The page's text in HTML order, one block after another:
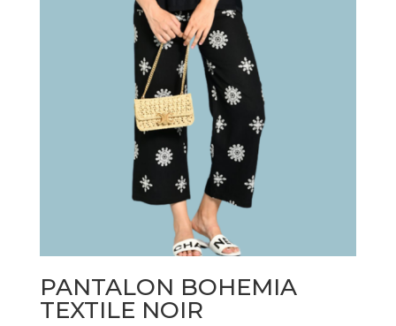
PANTALON BOHEMIA
TEXTILE NOIR